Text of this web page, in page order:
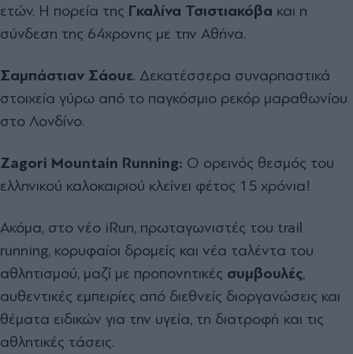
ετών. Η πορεία της Γκαλίνα Τσιστιακόβα και η
σύνδεση της 64χρονης με την Αθήνα.
Σαμπάστιαν Σάουε. Δεκατέσσερα συναρπαστικά
στοιχεία γύρω από το παγκόσμιο ρεκόρ μαραθωνίου
στο Λονδίνο.
Zagori Mountain Running: Ο ορεινός θεσμός του
ελληνικού καλοκαιριού κλείνει φέτος 15 χρόνια!
Ακόμα, στο νέο iRun, πρωταγωνιστές του trail
running, κορυφαίοι δρομείς και νέα ταλέντα του
αθλητισμού, μαζί με προπονητικές συμβουλές,
αυθεντικές εμπειρίες από διεθνείς διοργανώσεις και
θέματα ειδικών για την υγεία, τη διατροφή και τις
αθλητικές τάσεις.